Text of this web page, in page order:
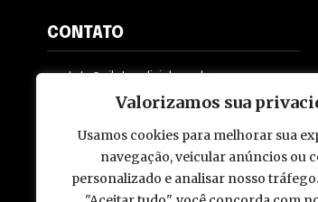
Valorizamos sua
Usamos cookies para melhorar sua
navegação, veicular anúncios ou
personalizado e analisar nosso
CONTATO
contato@pilotopolicial.com.br
© 2009 - 2026 Piloto Policial. Todos os direitos